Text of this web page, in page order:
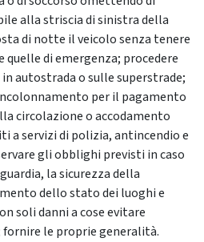
alla striscia di sinistra della
di notte il veicolo senza tenere
quelle di emergenza; procedere
autostrada o sulle superstrade;
per il pagamento
circolazione o accodamento
a servizi di polizia, antincendio e
gli obblighi previsti in caso
la sicurezza della
dello stato dei luoghi e
soli danni a cose evitare
le proprie generalità.